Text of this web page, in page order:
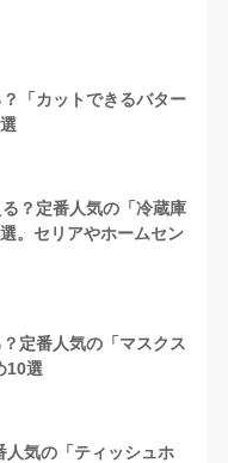
「カットできるバター
？定番人気の「冷蔵庫
。セリアやホームセン
定番人気の「マスクス
10選
人気の「ティッシュホ